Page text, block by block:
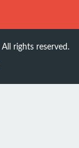
All rights reserved.